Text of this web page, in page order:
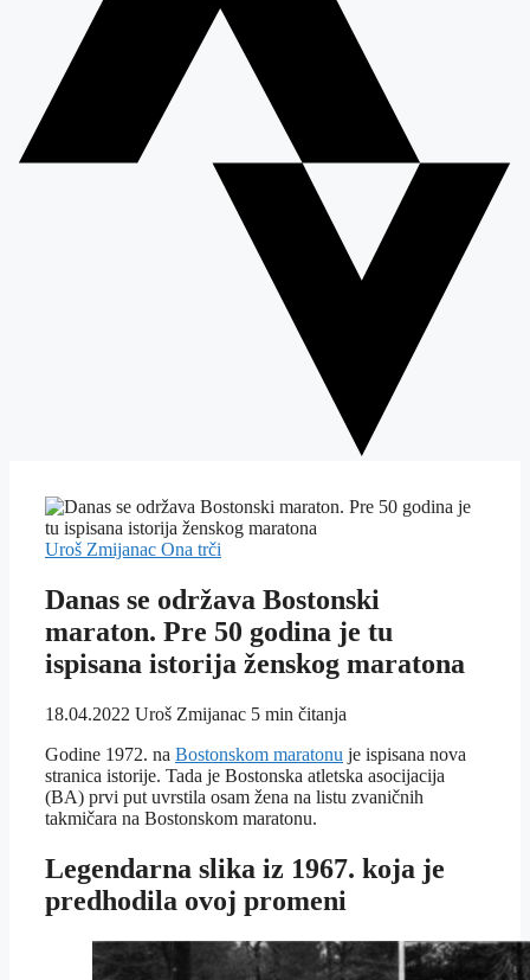
Uroš Zmijanac Ona trči
Danas se održava Bostonski
maraton. Pre 50 godina je tu
ispisana istorija ženskog maratona
18.04.2022 Uroš Zmijanac 5 min čitanja
Godine 1972. na Bostonskom maratonu je ispisana nova
stranica istorije. Tada je Bostonska atletska asocijacija
(BA) prvi put uvrstila osam žena na listu zvaničnih
takmičara na Bostonskom maratonu.
Legendarna slika iz 1967. koja je
predhodila ovoj promeni